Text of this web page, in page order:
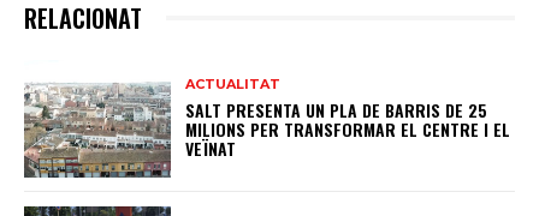
RELACIONAT
ACTUALITAT
SALT PRESENTA UN PLA DE BARRIS DE 25
MILIONS PER TRANSFORMAR EL CENTRE I EL
VEÏNAT